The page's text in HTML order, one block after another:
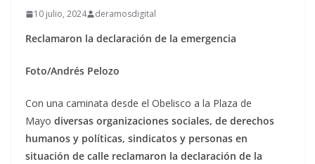
10 julio, 2024 deramosdigital
Reclamaron la declaración de la emergencia
Foto/Andrés Pelozo
Con una caminata desde el Obelisco a la Plaza de
Mayo diversas organizaciones sociales, de derechos
humanos y políticas, sindicatos y personas en
situación de calle reclamaron la declaración de la